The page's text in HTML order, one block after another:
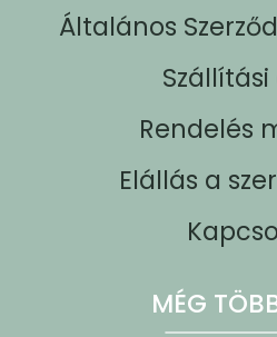
Általános
Rendelés
Elállás a
MÉG